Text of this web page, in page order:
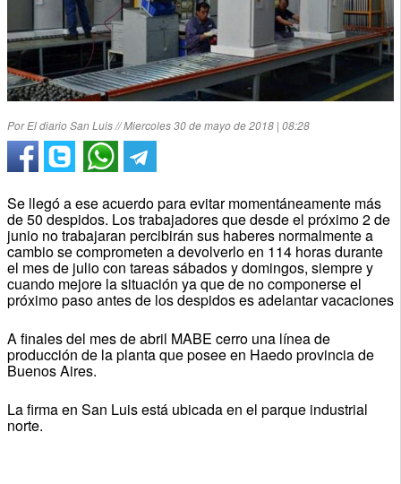
Por El diario San Luis // Miercoles 30 de mayo de 2018 | 08:28
Se llegó a ese acuerdo para evitar momentáneamente más
de 50 despidos. Los trabajadores que desde el próximo 2 de
junio no trabajaran percibirán sus haberes normalmente a
cambio se comprometen a devolverlo en 114 horas durante
el mes de julio con tareas sábados y domingos, siempre y
cuando mejore la situación ya que de no componerse el
próximo paso antes de los despidos es adelantar vacaciones
A finales del mes de abril MABE cerro una línea de
producción de la planta que posee en Haedo provincia de
Buenos Aires.
La firma en San Luis está ubicada en el parque industrial
norte.